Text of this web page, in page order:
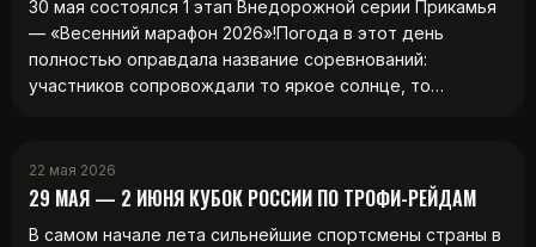
30 мая состоялся 1 этап Внедорожной серии Прикамья
— «Весенний марафон 2026»!Погода в этот день
полностью оправдала название соревнований:
участников сопровождали то яркое солнце, то…
22 мая 2026
29 МАЯ — 2 ИЮНЯ КУБОК РОССИИ ПО ТРОФИ-РЕЙДАМ
В самом начале лета сильнейшие спортсмены страны в